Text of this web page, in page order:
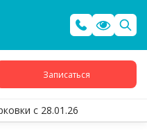
Записаться
с 28.01.26